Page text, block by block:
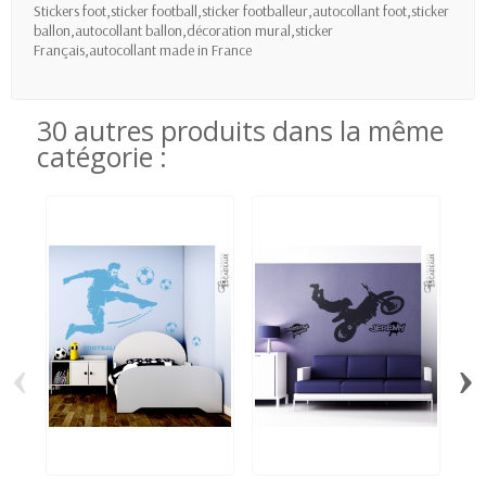
Stickers foot,sticker football,sticker footballeur,autocollant foot,sticker
ballon,autocollant ballon,décoration mural,sticker
Français,autocollant made in France
30 autres produits dans la même
catégorie :
‹ ›